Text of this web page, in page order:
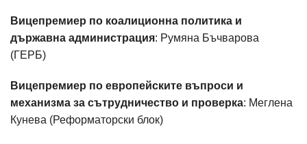
Вицепремиер по коалиционна политика и
държавна администрация: Румяна Бъчварова
(ГЕРБ)
Вицепремиер по европейските въпроси и
механизма за сътрудничество и проверка: Меглена
Кунева (Реформаторски блок)